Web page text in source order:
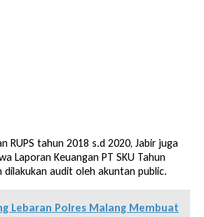
RUPS tahun 2018 s.d 2020, Jabir juga
Laporan Keuangan PT SKU Tahun
dilakukan audit oleh akuntan public.
Lebaran Polres Malang Membuat